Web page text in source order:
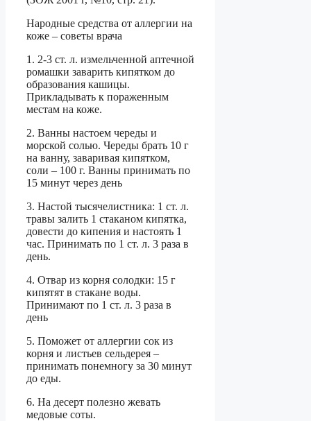
Народные средства от аллергии на
коже – советы врача
1. 2-3 ст. л. измельченной аптечной
ромашки заварить кипятком до
образования кашицы.
Прикладывать к пораженным
местам на коже.
2. Ванны настоем череды и
морской солью. Череды брать 10 г
на ванну, заваривая кипятком,
соли – 100 г. Ванны принимать по
15 минут через день
3. Настой тысячелистника: 1 ст. л.
травы залить 1 стаканом кипятка,
довести до кипения и настоять 1
час. Принимать по 1 ст. л. 3 раза в
день.
4. Отвар из корня солодки: 15 г
кипятят в стакане воды.
Принимают по 1 ст. л. 3 раза в
день
5. Поможет от аллергии сок из
корня и листьев сельдерея –
принимать понемногу за 30 минут
до еды.
6. На десерт полезно жевать
медовые соты.